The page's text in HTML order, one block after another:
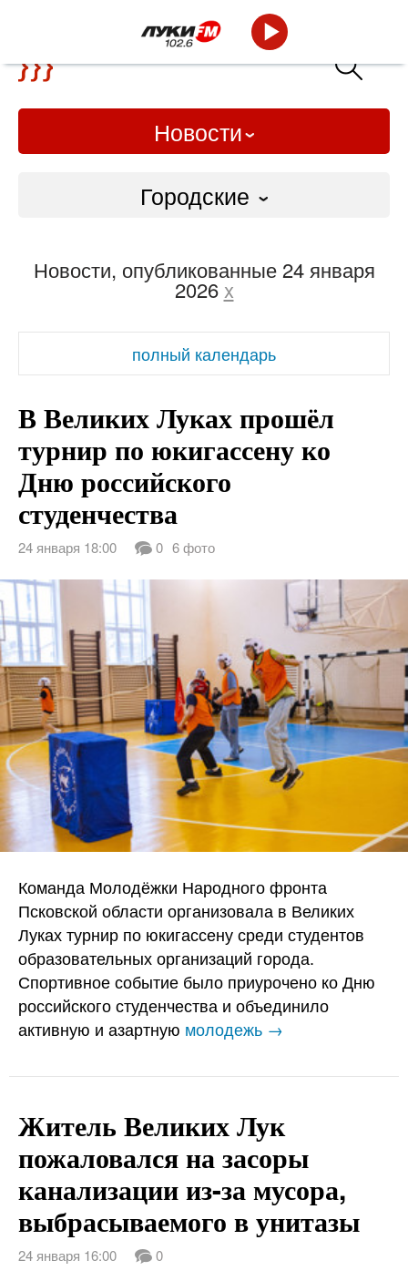
Новости
Городские
Слово Дело
Народные
ВТРК
Новости, опубликованные 24 января
2026 x
полный календарь
В Великих Луках прошёл
турнир по юкигассену ко
Дню российского
студенчества
24 января 18:00 0 6 фото
Команда Молодёжки Народного фронта
Псковской области организовала в Великих
Луках турнир по юкигассену среди студентов
образовательных организаций города.
Спортивное событие было приурочено ко Дню
российского студенчества и объединило
активную и азартную молодежь →
Житель Великих Лук
пожаловался на засоры
канализации из-за мусора,
выбрасываемого в унитазы
24 января 16:00 0